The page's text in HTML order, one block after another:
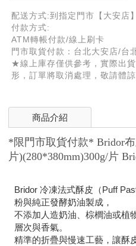
配送方式:到指定門市【大安店
付款方式:
ATM轉帳付款/線上刷卡
門市取貨付款：台北大安店/台
★線上庫存僅供參考，實際出
形，訂單將取消處理，敬請體
商品介紹
*限門市取貨付款* Bridor
片)(280*380mm)300g/片
Bridor 冷凍法式酥皮（Puff
粉與純正發酵奶油製成，
不添加人造奶油、棕櫚油或植
層次與香氣。
精準的折疊與慢速工藝，讓酥